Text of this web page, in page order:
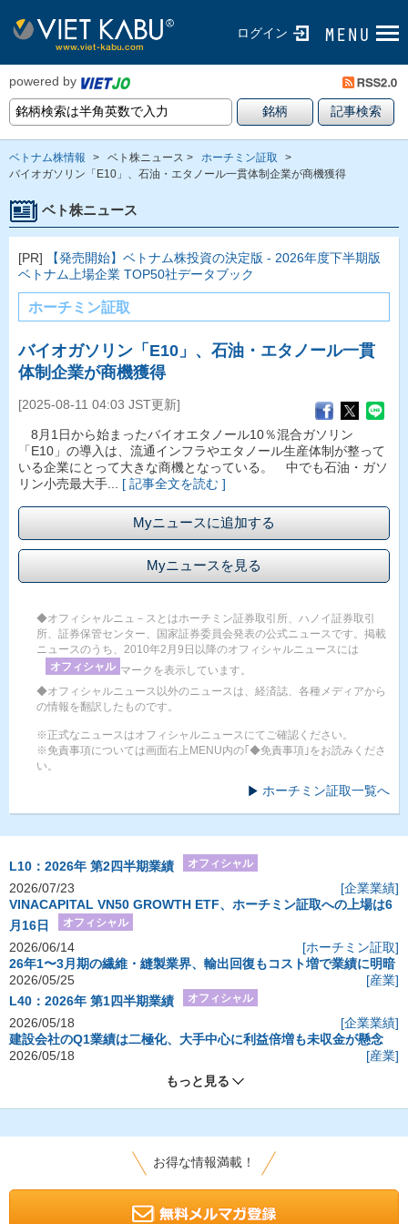
ログイン
powered by
ベトナム株情報 > ベト株ニュース > ホーチミン証取
>
バイオガソリン「E10」、石油・エタノール一貫体制企業が商機獲得
ベト株ニュース
[PR]
【発売開始】ベトナム株投資の決定版 - 2026年度下半期版
ベトナム上場企業 TOP50社データブック
ホーチミン証取
バイオガソリン「E10」、石油・エタノール一貫
体制企業が商機獲得
[2025-08-11 04:03 JST更新]
8月1日から始まったバイオエタノール10％混合ガソリン
「E10」の導入は、流通インフラやエタノール生産体制が整って
いる企業にとって大きな商機となっている。 中でも石油・ガソ
リン小売最大手... [ 記事全文を読む ]
Myニュースに追加する
Myニュースを見る
◆オフィシャルニュ－スとはホーチミン証券取引所、ハノイ証券取引
所、証券保管センター、国家証券委員会発表の公式ニュースです。掲載
ニュースのうち、2010年2月9日以降のオフィシャルニュースには
オフィシャル マークを表示しています。
◆オフィシャルニュース以外のニュースは、経済誌、各種メディアから
の情報を翻訳したものです。
※正式なニュースはオフィシャルニュースにてご確認ください。
※免責事項については画面右上MENU内の｢◆免責事項｣をお読みくださ
い。
ホーチミン証取一覧へ
L10：2026年 第2四半期業績 オフィシャル
2026/07/23
[企業業績]
VINACAPITAL VN50 GROWTH ETF、ホーチミン証取への上場は6
月16日
オフィシャル
2026/06/14
[ホーチミン証取]
26年1〜3月期の繊維・縫製業界、輸出回復もコスト増で業績に明暗
2026/05/25
[産業]
L40：2026年 第1四半期業績
オフィシャル
2026/05/18
[企業業績]
建設会社のQ1業績は二極化、大手中心に利益倍増も未収金が懸念
2026/05/18
[産業]
もっと見る
お得な情報満載！